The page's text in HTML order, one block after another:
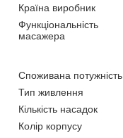
Країна виробник
Функціональність
масажера
Споживана потужність
Тип живлення
Кількість насадок
Колір корпусу